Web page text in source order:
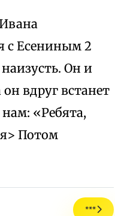
с Есениным 2
Он и
вдруг встанет
«Ребята,
Потом
***